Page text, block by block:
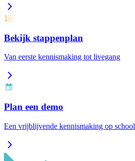
Bekijk stappenplan
Van eerste kennismaking tot livegang
Plan een demo
Een vrijblijvende kennismaking op school